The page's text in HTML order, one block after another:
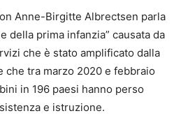
Anne-Birgitte Albrectsen parla
della prima infanzia” causata da
che è stato amplificato dalla
che tra marzo 2020 e febbraio
in 196 paesi hanno perso
e istruzione.